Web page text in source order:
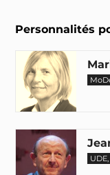
Personnalités